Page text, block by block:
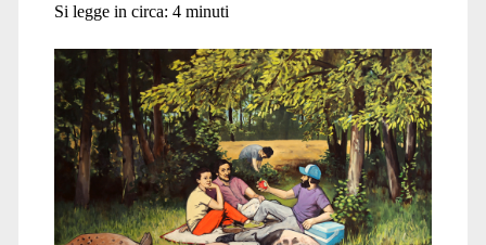
Si legge in circa: 4 minuti